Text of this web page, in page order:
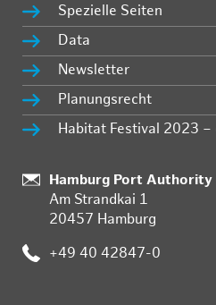
Spezielle Seiten
Data
Newsletter
Planungsrecht
Habitat Festival 2023
Standort:
Hamburg Port Authority
Am Strandkai 1
20457 Hamburg
Telefon:
+49 40 42847-0